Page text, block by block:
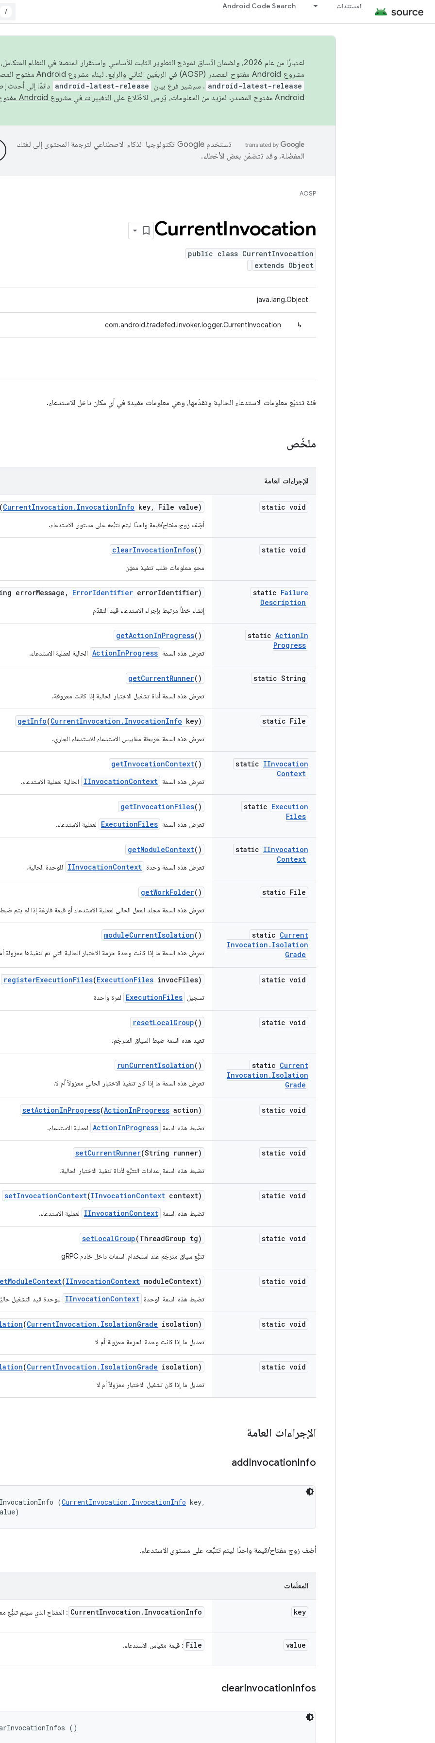
المستندات Android Code Search
/
اعتبارًا من عام 2026، ولضمان اتّساق نموذج التطوير الثابت الأساسي واستقرار المنصة في النظام
مشروع Android مفتوح المصدر (AOSP) في الربعَين الثاني والرابع. لبناء مشروع Android مفتوح المصدر والمساهمة فيه، استخدِم
android-latest-release . سيشير فرع بيان android-latest-release دائمًا إلى أحدث
Android مفتوح المصدر. لمزيد من المعلومات، يُرجى الاطّلاع على
التغييرات في مشروع Android مفتوح المصدر
تستخدم Google تكنولوجيا الذكاء الاصطناعي لترجمة المحتوى إلى لغتك
المفضّلة، وقد تتضمّن بعض الأخطاء.
AOSP
CurrentInvocation
public class CurrentInvocation
extends Object
java.lang.Object
↳
com.android.tradefed.invoker.logger.CurrentInvocation
فئة تتتبّع معلومات الاستدعاء الحالية وتقدّمها، وهي معلومات مفيدة في أي مكان داخل الاستدعاء.
ملخّص
الإجراءات العامة
static void
CurrentInvocation . InvocationInfo key, File value)
أضِف زوج مفتاح/قيمة واحدًا ليتم تتبُّعه على مستوى الاستدعاء.
static void
clearInvocationInfos()
محو معلومات طلب تنفيذ معيّن
static Failure
Description
errorMessage , ErrorIdentifier errorIdentifier)
إنشاء خطأ مرتبط بإجراء الاستدعاء قيد التقدّم
static ActionIn
Progress
getActionInProgress()
تعرِض هذه السمة ActionInProgress الحالية لعملية الاستدعاء.
static String
getCurrentRunner()
تعرض هذه السمة أداة تشغيل الاختبار الحالية إذا كانت معروفة.
static File
getInfo(CurrentInvocation . InvocationInfo key)
تعرض هذه السمة خريطة مقاييس الاستدعاء للاستدعاء الجاري.
static IInvocation
Context
getInvocationContext()
تعرِض هذه السمة IInvocationContext الحالية لعملية الاستدعاء.
static Execution
Files
getInvocationFiles()
تعرض هذه السمة ExecutionFiles لعملية الاستدعاء.
static IInvocation
Context
getModuleContext()
تعرض هذه السمة وحدة IInvocationContext للوحدة الحالية.
static File
getWorkFolder()
تعرِض هذه السمة مجلد العمل الحالي لعملية الاستدعاء أو قيمة فارغة إذا لم يتم
static Current
Invocation . Isolation
Grade
moduleCurrentIsolation()
تعرِض هذه السمة ما إذا كانت وحدة حزمة الاختبار الحالية التي تم تنفيذها معزولة
static void
registerExecutionFiles(ExecutionFiles invocFiles)
تسجيل ExecutionFiles لمرة واحدة
static void
resetLocalGroup()
تعيد هذه السمة ضبط السياق المترجَم.
static Current
Invocation . Isolation
Grade
runCurrentIsolation()
تعرِض هذه السمة ما إذا كان تنفيذ الاختبار الحالي معزولاً أم لا.
static void
setActionInProgress(ActionInProgress action)
تضبط هذه السمة ActionInProgress لعملية الاستدعاء.
static void
setCurrentRunner(String runner)
تضبط هذه السمة إعدادات التتبُّع لأداة تنفيذ الاختبار الحالية.
static void
setInvocationContext(IInvocationContext context)
تضبط هذه السمة IInvocationContext لعملية الاستدعاء.
static void
setLocalGroup(ThreadGroup tg)
تتبُّع سياق مترجَم عند استخدام السمات داخل خادم gRPC
static void
ModuleContext(IInvocationContext moduleContext)
تضبط هذه السمة الوحدة IInvocationContext للوحدة قيد التشغيل
static void
(CurrentInvocation . IsolationGrade isolation)
تعديل ما إذا كانت وحدة الحزمة معزولة أم لا
static void
(CurrentInvocation . IsolationGrade isolation)
تعديل ما إذا كان تشغيل الاختبار معزولاً أم لا
الإجراءات العامة
addInvocationInfo
(CurrentInvocation.InvocationInfo key,
أضِف زوج مفتاح/قيمة واحدًا ليتم تتبُّعه على مستوى الاستدعاء.
المعلَمات
key
CurrentInvocation . InvocationInfo : المفتاح الذي سيتم تتبُّع
value
File : قيمة مقياس الاستدعاء.
clearInvocationInfos
()